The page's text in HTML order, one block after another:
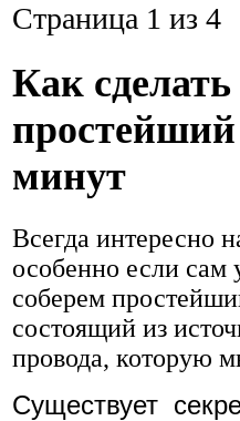
Страница 1 из 4
Как сделать
простейший
минут
Всегда интересно
особенно если сам
соберем
состоящий из
провода, которую
Существует